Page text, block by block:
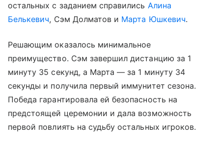
остальных с заданием справились Алина
Белькевич, Сэм Долматов и Марта Юшкевич.
Решающим оказалось минимальное
преимущество. Сэм завершил дистанцию за 1
минуту 35 секунд, а Марта — за 1 минуту 34
секунды и получила первый иммунитет сезона.
Победа гарантировала ей безопасность на
предстоящей церемонии и дала возможность
первой повлиять на судьбу остальных игроков.